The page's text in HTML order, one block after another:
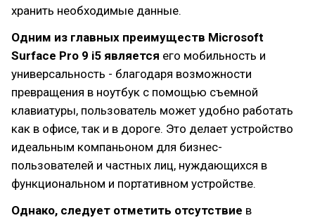
хранить необходимые данные.
Одним из главных преимуществ Microsoft
Surface Pro 9 i5 является его мобильность и
универсальность - благодаря возможности
превращения в ноутбук с помощью съемной
клавиатуры, пользователь может удобно работать
как в офисе, так и в дороге. Это делает устройство
идеальным компаньоном для бизнес-
пользователей и частных лиц, нуждающихся в
функциональном и портативном устройстве.
Однако, следует отметить отсутствие в